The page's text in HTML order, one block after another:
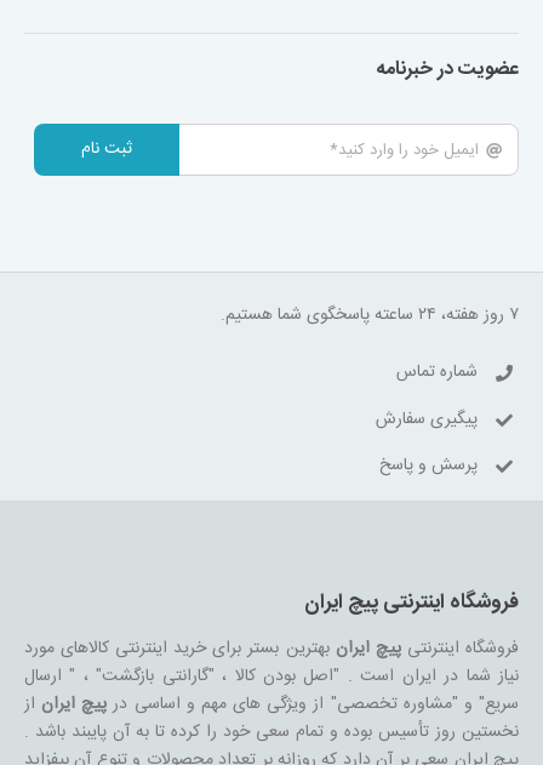
عضویت در خبرنامه
ثبت نام
۷ روز هفته، ۲۴ ساعته پاسخگوی شما هستیم.
شماره تماس
پیگیری سفارش
پرسش و پاسخ
فروشگاه اینترنتی پیچ ایران
فروشگاه اینترنتیپیچ ایران بهترین بستر برای خرید اینترنتی کالاهای مورد
نیاز شما در ایران است . "اصل بودن کالا ، "گارانتی بازگشت" ، " ارسال
سریع" و "مشاوره تخصصی" از ویژگی های مهم و اساسی در پیچ ایران از
نخستین روز تأسیس بوده و تمام سعی خود را کرده تا به آن پایبند باشد .